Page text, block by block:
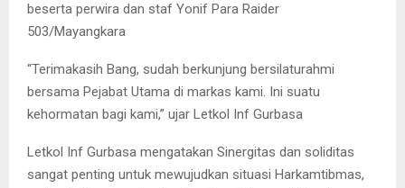
beserta perwira dan staf Yonif Para Raider
503/Mayangkara
“Terimakasih Bang, sudah berkunjung bersilaturahmi
bersama Pejabat Utama di markas kami. Ini suatu
kehormatan bagi kami,” ujar Letkol Inf Gurbasa
Letkol Inf Gurbasa mengatakan Sinergitas dan soliditas
sangat penting untuk mewujudkan situasi Harkamtibmas,